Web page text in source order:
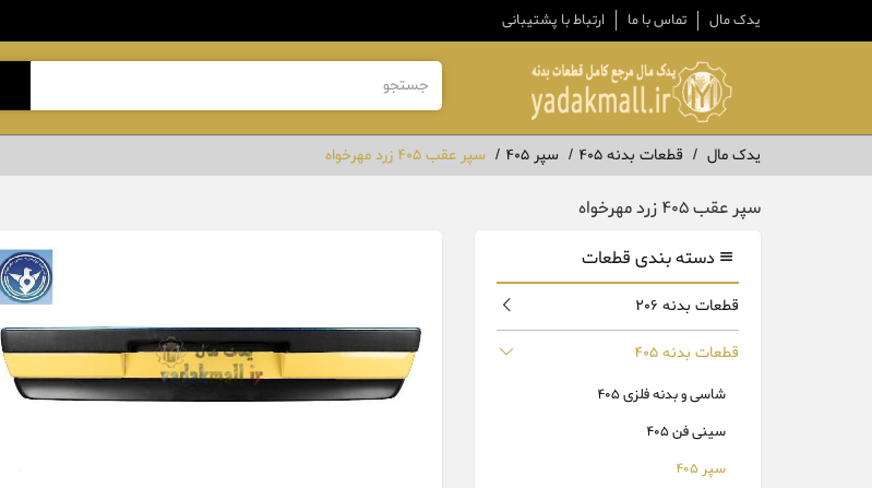
یدک مال تماس با ما ارتباط با پشتیبانی
یدک مال قطعات بدنه 405 سپر 405 سپر عقب 405 زرد مهرخواه
سپر عقب 405 زرد مهرخواه
دسته بندی قطعات
قطعات بدنه 206
قطعات بدنه 405
شاسی و بدنه فلزی 405
سینی فن 405
سپر 405